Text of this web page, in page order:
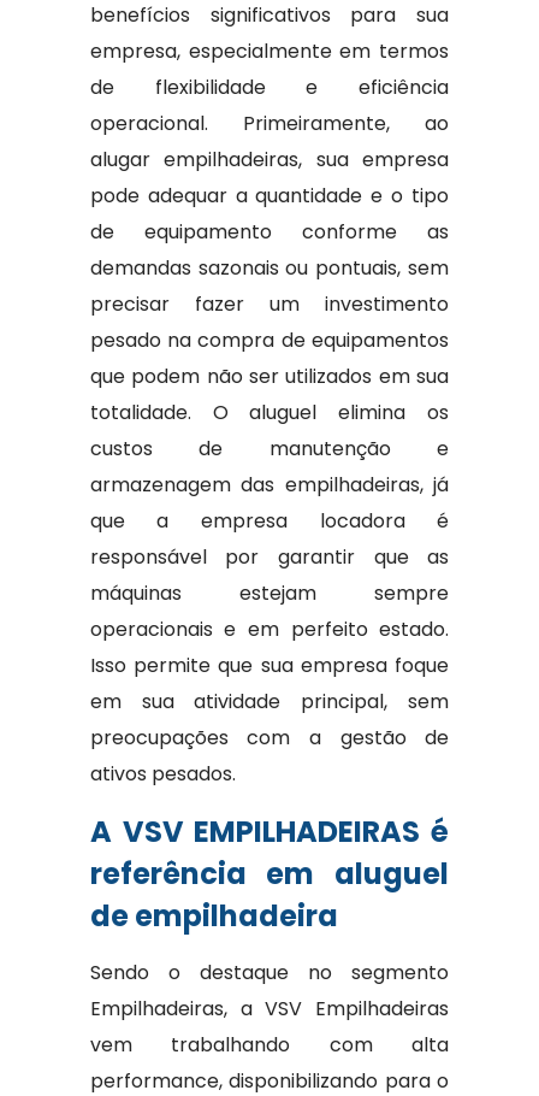
benefícios significativos para sua
empresa, especialmente em termos
de flexibilidade e eficiência
operacional. Primeiramente, ao
alugar empilhadeiras, sua empresa
pode adequar a quantidade e o tipo
de equipamento conforme as
demandas sazonais ou pontuais, sem
precisar fazer um investimento
pesado na compra de equipamentos
que podem não ser utilizados em sua
totalidade. O aluguel elimina os
custos de manutenção e
armazenagem das empilhadeiras, já
que a empresa locadora é
responsável por garantir que as
máquinas estejam sempre
operacionais e em perfeito estado.
Isso permite que sua empresa foque
em sua atividade principal, sem
preocupações com a gestão de
ativos pesados.
A VSV EMPILHADEIRAS é
referência em aluguel
de empilhadeira
Sendo o destaque no segmento
Empilhadeiras, a VSV Empilhadeiras
vem trabalhando com alta
performance, disponibilizando para o